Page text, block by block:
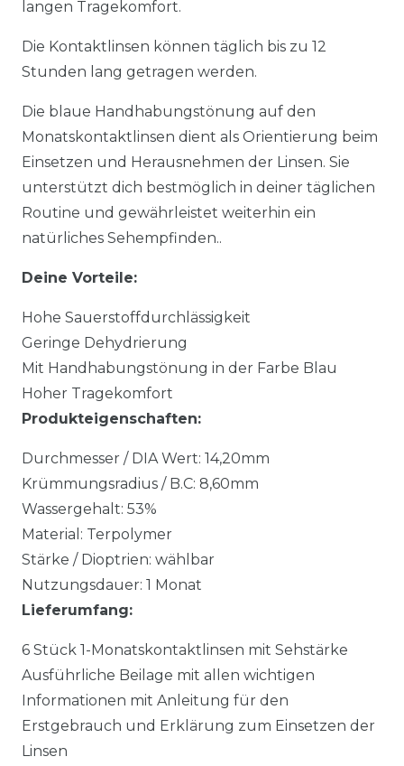
langen Tragekomfort.
Die Kontaktlinsen können täglich bis zu 12
Stunden lang getragen werden.
Die blaue Handhabungstönung auf den
Monatskontaktlinsen dient als Orientierung beim
Einsetzen und Herausnehmen der Linsen. Sie
unterstützt dich bestmöglich in deiner täglichen
Routine und gewährleistet weiterhin ein
natürliches Sehempfinden..
Deine Vorteile:
Hohe Sauerstoffdurchlässigkeit
Geringe Dehydrierung
Mit Handhabungstönung in der Farbe Blau
Hoher Tragekomfort
Produkteigenschaften:
Durchmesser / DIA Wert: 14,20mm
Krümmungsradius / B.C: 8,60mm
Wassergehalt: 53%
Material: Terpolymer
Stärke / Dioptrien: wählbar
Nutzungsdauer: 1 Monat
Lieferumfang:
6 Stück 1-Monatskontaktlinsen mit Sehstärke
Ausführliche Beilage mit allen wichtigen
Informationen mit Anleitung für den
Erstgebrauch und Erklärung zum Einsetzen der
Linsen